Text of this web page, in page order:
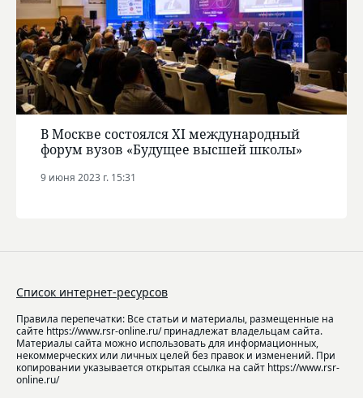
В Москве состоялся XI международный
форум вузов «Будущее высшей школы»
9 июня 2023 г. 15:31
Список интернет-ресурсов
Правила перепечатки: Все статьи и материалы, размещенные на
сайте https://www.rsr-online.ru/ принадлежат владельцам сайта.
Материалы сайта можно использовать для информационных,
некоммерческих или личных целей без правок и изменений. При
копировании указывается открытая ссылка на сайт https://www.rsr-
online.ru/